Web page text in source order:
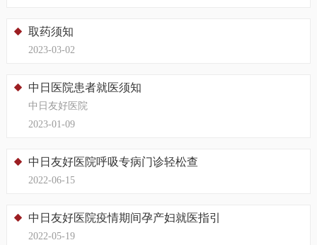
取药须知
2023-03-02
中日医院患者就医须知
中日友好医院
2023-01-09
中日友好医院呼吸专病门诊轻松查
2022-06-15
中日友好医院疫情期间孕产妇就医指引
2022-05-19